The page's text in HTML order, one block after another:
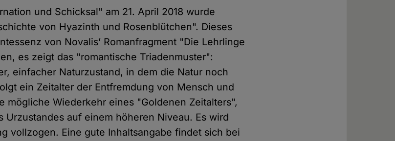
und Schicksal" am 21. April 2018 wurde
von Hyazinth und Rosenblütchen". Dieses
von Novalis’ Romanfragment "Die Lehrlinge
es zeigt das "romantische Triadenmuster":
einfacher Naturzustand, in dem die Natur noch
ein Zeitalter der Entfremdung von Mensch und
mögliche Wiederkehr eines "Goldenen Zeitalters",
Urzustandes auf einem höheren Niveau. Es wird
vollzogen. Eine gute Inhaltsangabe findet sich bei